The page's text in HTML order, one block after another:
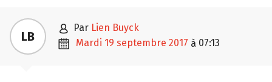
LB  par Lien Buyck
 mardi 19 septembre 2017 à 07:13